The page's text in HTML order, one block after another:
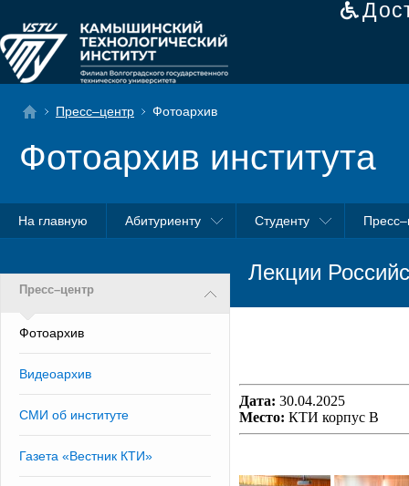
Пресс–центр Фотоархив
Фотоархив института
На главную Абитуриенту Студенту
Пресс–центр
Фотоархив
Видеоархив
СМИ об институте
Газета «Вестник КТИ»
Лекции
Дата: 30.04.2025
Место: КТИ корпус В